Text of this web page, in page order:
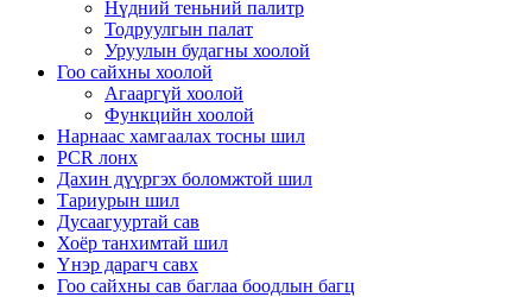
Нүдний теньний палитр
Тодруулгын палат
Уруулын будагны хоолой
Гоо сайхны хоолой
Агааргүй хоолой
Функцийн хоолой
Нарнаас хамгаалах тосны шил
PCR лонх
Дахин дүүргэх боломжтой шил
Тариурын шил
Дусаагууртай сав
Хоёр танхимтай шил
Үнэр дарагч савх
Гоо сайхны сав баглаа боодлын багц